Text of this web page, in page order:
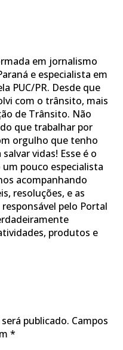
em jornalismo
e especialista em
PUC/PR. Desde que
com o trânsito, mais
de Trânsito. Não
que trabalhar por
orgulho que tenho
vidas! Esse é o
pouco especialista
acompanhando
resoluções, e as
pelo Portal
produtos e
publicado. Campos
*